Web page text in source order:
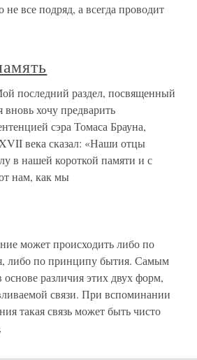
не все подряд, а всегда проводит
последний раздел, посвященный
вновь хочу предварить
сэра Томаса Брауна,
века сказал: «Наши отцы
в нашей короткой памяти и с
нам, как мы
может происходить либо по
либо по принципу бытия. Самым
различия этих двух форм,
связи. При вспоминании
такая связь может быть чисто